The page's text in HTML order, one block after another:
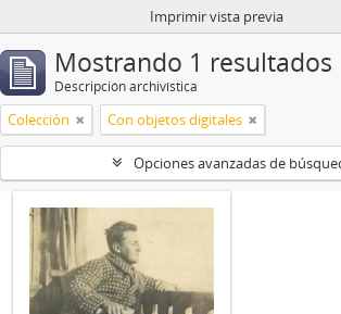
Imprimir vista previa
Mostrando 1 resultados
Descripción archivística
Colección Con objetos digitales
Opciones avanzadas de